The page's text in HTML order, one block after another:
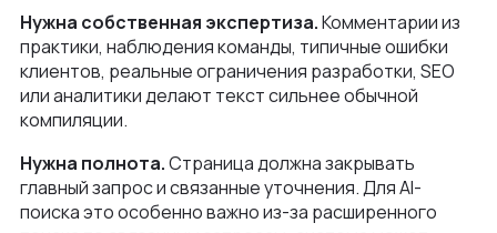
Нужна собственная экспертиза.Комментарии из
практики, наблюдения команды, типичные ошибки
клиентов, реальные ограничения разработки, SEO
или аналитики делают текст сильнее обычной
компиляции.
Нужна полнота.Страница должна закрывать
главный запрос и связанные уточнения. Для AI-
поиска это особенно важно из-за расширенного